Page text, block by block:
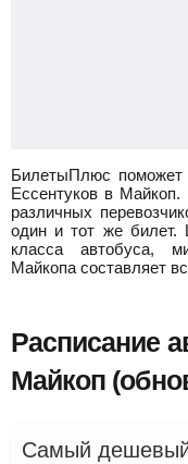
БилетыПлюс поможет
Ессентуков в Майкоп.
различных
один и тот же билет.
класса автобуса,
Майкопа составляет
Расписание
Майкоп
Самый